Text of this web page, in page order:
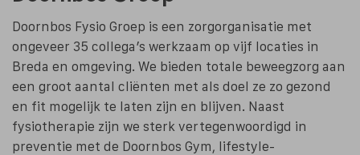
Doornbos Fysio Groep is een zorgorganisatie met
ongeveer 35 collega’s werkzaam op vijf locaties in
Breda en omgeving. We bieden totale beweegzorg aan
een groot aantal cliënten met als doel ze zo gezond
en fit mogelijk te laten zijn en blijven. Naast
fysiotherapie zijn we sterk vertegenwoordigd in
preventie met de Doornbos Gym, lifestyle-